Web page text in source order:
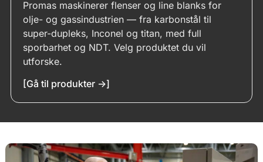
Promas maskinerer flenser og line blanks for
olje- og gassindustrien — fra karbonstål til
super-dupleks, Inconel og titan, med full
sporbarhet og NDT. Velg produktet du vil
utforske.
[Gå til produkter ->]
Drag & Drop Files,Choose Files to Upload
You can upload up to 4 files.
Kommentar